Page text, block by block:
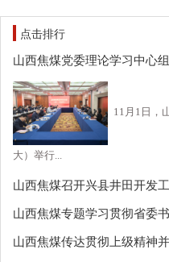
点击排行
山西焦煤党委理论学习中心
11月1日，
大）举行...
山西焦煤召开兴县井田开发
山西焦煤专题学习贯彻省委
山西焦煤传达贯彻上级精神